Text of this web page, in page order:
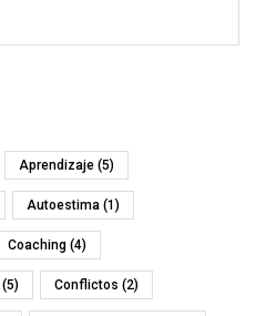
Aprendizaje (5)
Autoestima (1)
Coaching (4)
(5) Conflictos (2)